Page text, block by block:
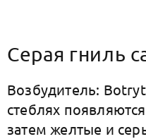
Серая гниль
Возбудитель:
стеблях
затем желтые и